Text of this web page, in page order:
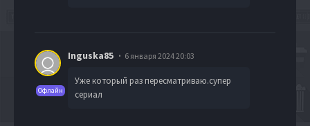
Офлайн
Inguska85 6 января 2024 20:03
Уже который раз пересматриваю.супер
сериал